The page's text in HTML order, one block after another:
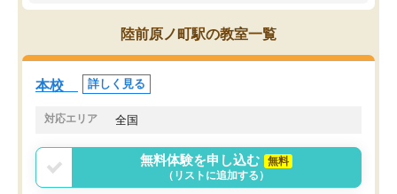
かと思った。
常に効果を実感している
になった現在も大学受験
して利用しており、自信
すめできる塾です。
陸前原ノ町駅の教室一覧
本校 詳しく見る
対応エリア 全国
無料体験を申し込む
無料
（リストに追加する）